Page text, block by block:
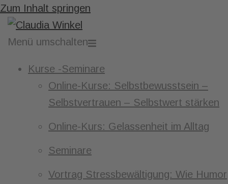
Zum Inhalt springen
Menü umschalten
Kurse -Seminare
Online-Kurse: Selbstbewusstsein –
Selbstvertrauen – Selbstwert stärken
Online-Kurs: Gelassenheit im Alltag
Seminare
Vortrag Stressbewältigung: Wie Humor